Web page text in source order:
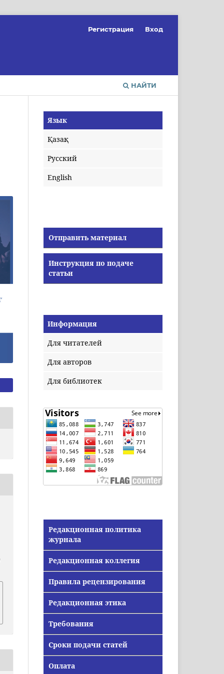
НАЙТИ
Регистрация Вход
Язык
Қазақ
Русский
English
Отправить материал
Инструкция по подаче
статьи
Информация
Для читателей
Для авторов
Для библиотек
Редакционная политика
журнала
Редакционная коллегия
Правила рецензирования
Редакционная этика
Требования
Сроки подачи статей
Оплата